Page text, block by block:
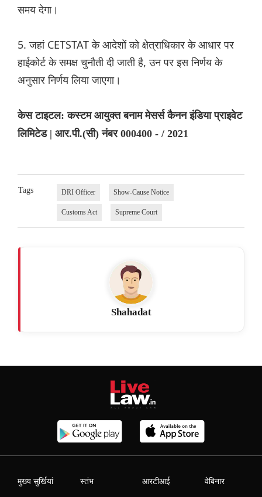
समय देगा।
5. जहां CETSTAT के आदेशों को क्षेत्राधिकार के आधार पर
हाईकोर्ट के समक्ष चुनौती दी जाती है, उन पर इस निर्णय के
अनुसार निर्णय लिया जाएगा।
केस टाइटल: कस्टम आयुक्त बनाम मेसर्स कैनन इंडिया प्राइवेट
लिमिटेड | आर.पी.(सी) नंबर 000400 - / 2021
Tags DRI Officer Show-Cause Notice
Customs Act Supreme Court
Shahadat
मुख्य सुर्खियां स्तंभ आरटीआई वेबिनार